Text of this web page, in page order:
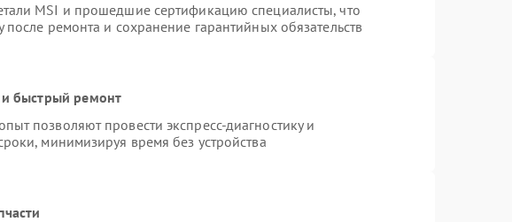
MSI и прошедшие сертификацию специалисты, что
после ремонта и сохранение гарантийных обязательств
и быстрый ремонт
позволяют провести экспресс-диагностику и
минимизируя время без устройства